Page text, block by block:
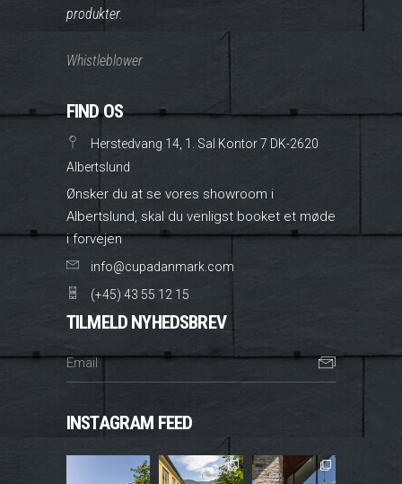
produkter.
Whistleblower
FIND OS
Herstedvang 14, 1. Sal Kontor 7 DK-2620
Albertslund
Ønsker du at se vores showroom i
Albertslund, skal du venligst booket et møde
i forvejen
info@cupadanmark.com
(+45) 43 55 12 15
TILMELD NYHEDSBREV
INSTAGRAM FEED